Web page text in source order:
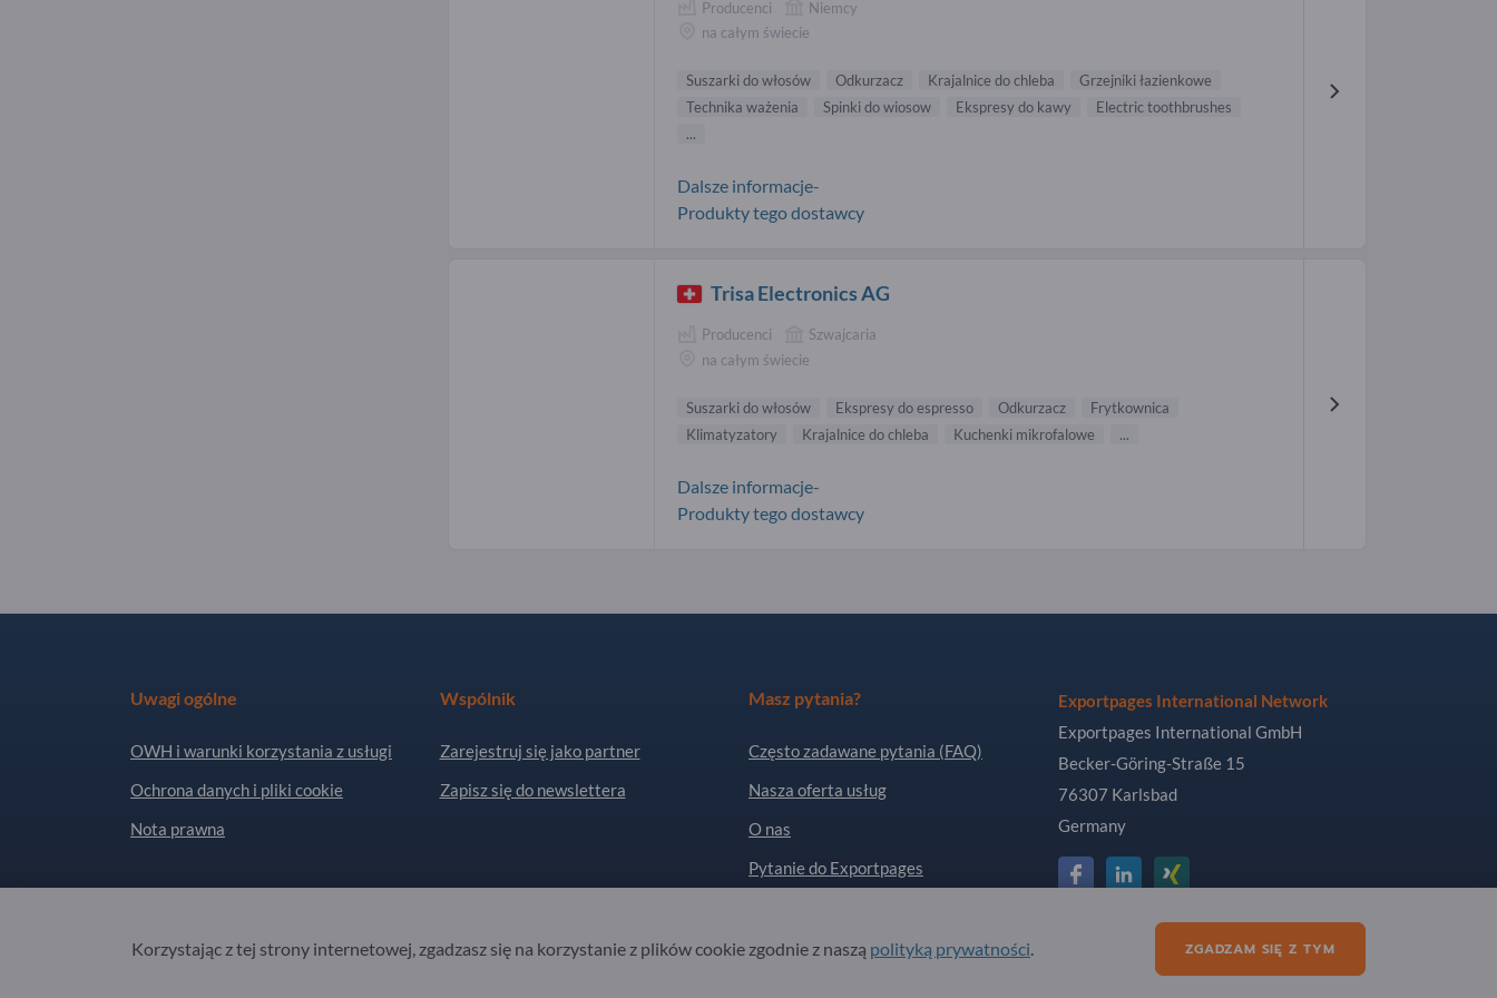
Producenci
Niemcy
na całym świecie
Suszarki do włosów Odkurzacz Krajalnice do chleba
Grzejniki łazienkowe
Technika ważenia
Spinki do wiosow Ekspresy do kawy
Electric toothbrushes
...
Dalsze informacje-
Produkty tego dostawcy
Trisa Electronics AG
Producenci
Szwajcaria
na całym świecie
Suszarki do włosów Ekspresy do espresso Odkurzacz
Frytkownica
Klimatyzatory
Krajalnice do chleba Kuchenki mikrofalowe ...
Dalsze informacje-
Produkty tego dostawcy
Uwagi ogólne
OWH i warunki korzystania z usługi
Ochrona danych i pliki cookie
Nota prawna
Wspólnik
Zarejestruj się jako partner
Zapisz się do newslettera
Masz pytania?
Często zadawane pytania (FAQ)
Nasza oferta usług
O nas
Pytanie do Exportpages
Exportpages International Network
Exportpages International GmbH
Becker-Göring-Straße 15
76307 Karlsbad
Germany
Copyright © 2026 Exportpages International GmbH. All Rights Reserved.
Korzystając z tej strony internetowej, zgadzasz się na korzystanie z plików cookie zgodnie z naszą polityką prywatności. ZGADZAM SIĘ Z TYM